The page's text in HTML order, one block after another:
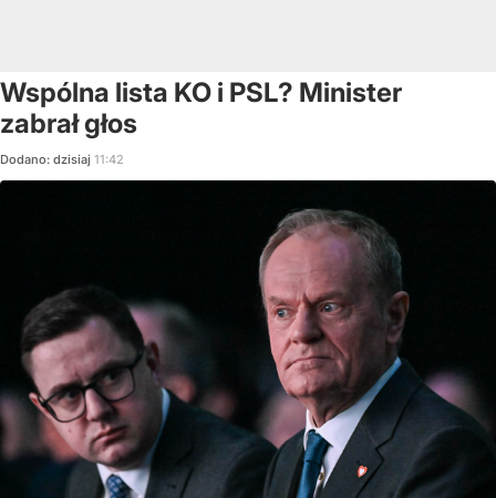
Wspólna lista KO i PSL? Minister
zabrał głos
Dodano: dzisiaj 11:42